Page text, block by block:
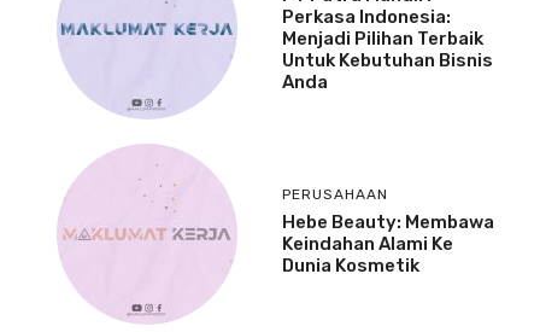
Perkasa Indonesia:
Menjadi Pilihan Terbaik
Untuk Kebutuhan Bisnis
Anda
PERUSAHAAN
Hebe Beauty: Membawa
Keindahan Alami Ke
Dunia Kosmetik